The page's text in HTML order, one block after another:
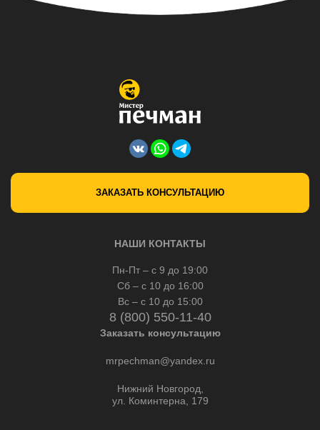
ЗАКАЗАТЬ КОНСУЛЬТАЦИЮ
НАШИ КОНТАКТЫ
Пн-Пт – с 9 до 19:00
Сб – с 10 до 16:00
Вс – с 10 до 15:00
8 (800) 550-11-40
Заказать консультацию
mrpechman@yandex.ru
Нижний Новгород,
ул. Коминтерна, 179